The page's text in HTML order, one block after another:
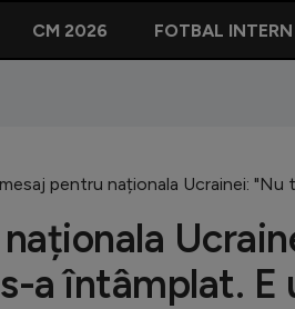
CM 2026 FOTBAL INTERN
pentru naționala Ucrainei:
a întâmplat. E